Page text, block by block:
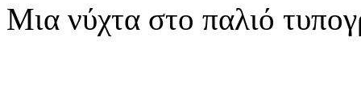
Μια νύχτα στο παλιό